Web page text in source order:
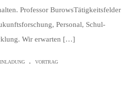
Professor BurowsTätigkeitsfelder
Personal, Schul-
Wir erwarten […]
. VORTRAG